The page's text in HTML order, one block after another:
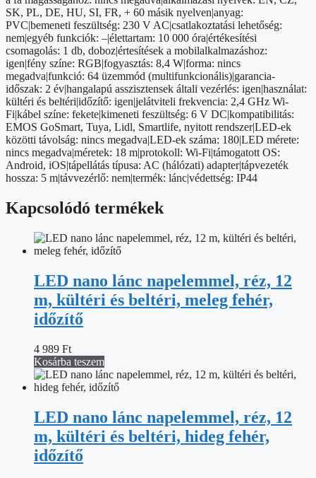
SK, PL, DE, HU, SI, FR, + 60 másik nyelven|anyag:
PVC|bemeneti feszültség: 230 V AC|csatlakoztatási lehetőség:
nem|egyéb funkciók: –|élettartam: 10 000 óra|értékesítési
csomagolás: 1 db, doboz|értesítések a mobilalkalmazáshoz:
igen|fény színe: RGB|fogyasztás: 8,4 W|forma: nincs
megadva|funkció: 64 üzemmód (multifunkcionális)|garancia-
időszak: 2 év|hangalapú asszisztensek általi vezérlés: igen|használat:
kültéri és beltéri|időzítő: igen|jelátviteli frekvencia: 2,4 GHz Wi-
Fi|kábel színe: fekete|kimeneti feszültség: 6 V DC|kompatibilitás:
EMOS GoSmart, Tuya, Lidl, Smartlife, nyitott rendszer|LED-ek
közötti távolság: nincs megadva|LED-ek száma: 180|LED mérete:
nincs megadva|méretek: 18 m|protokoll: Wi-Fi|támogatott OS:
Android, iOS|tápellátás típusa: AC (hálózati) adapter|tápvezeték
hossza: 5 m|távvezérlő: nem|termék: lánc|védettség: IP44
Kapcsolódó termékek
LED nano lánc napelemmel, réz, 12
m, kültéri és beltéri, meleg fehér,
időzítő
4 989 Ft
Kosárba teszem
LED nano lánc napelemmel, réz, 12
m, kültéri és beltéri, hideg fehér,
időzítő